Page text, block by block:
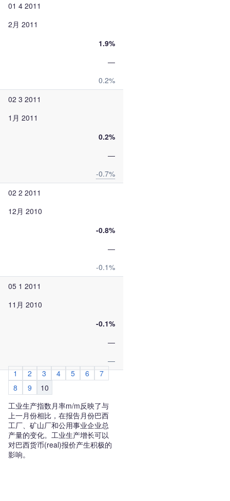
01 4 2011
2月 2011
1.9%
—
0.2%
02 3 2011
1月 2011
0.2%
—
-0.7%
02 2 2011
12月 2010
-0.8%
—
-0.1%
05 1 2011
11月 2010
-0.1%
—
—
1
2 3 4 5 6
7
8
9
10
工业生产指数月率m/m反映了与
上一月份相比，在报告月份巴西
工厂、矿山厂和公用事业企业总
产量的变化。工业生产增长可以
对巴西货币(real)报价产生积极的
影响。